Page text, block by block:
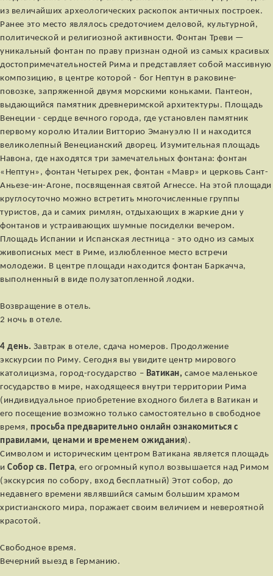
из величайших археологических раскопок античных построек.
Ранее это место являлось средоточием деловой, культурной,
политической и религиозной активности. Фонтан Треви —
уникальный фонтан по праву признан одной из самых красивых
достопримечательностей Рима и представляет собой массивную
композицию, в центре которой - бог Нептун в раковине-
повозке, запряженной двумя морскими коньками. Пантеон,
выдающийся памятник древнеримской архитектуры. Площадь
Венеции - сердце вечного города, где установлен памятник
первому королю Италии Витторио Эмануэлю II и находится
великолепный Венецианский дворец. Изумительная площадь
Навона, где находятся три замечательных фонтана: фонтан
«Нептун», фонтан Четырех рек, фонтан «Мавр» и церковь Сант-
Аньезе-ин-Агоне, посвященная святой Агнессе. На этой площади
круглосуточно можно встретить многочисленные группы
туристов, да и самих римлян, отдыхающих в жаркие дни у
фонтанов и устраивающих шумные посиделки вечером.
Площадь Испании и Испанская лестница - это одно из самых
живописных мест в Риме, излюбленное место встречи
молодежи. В центре площади находится фонтан Баркачча,
выполненный в виде полузатопленной лодки.
Возвращение в отель.
2 ночь в отеле.
4 день. Завтрак в отеле, сдача номеров. Продолжение
экскурсии по Риму. Сегодня вы увидите центр мирового
католицизма, город-государство – Ватикан,самое маленькое
государство в мире, находящееся внутри территории Рима
(индивидуальное приобретение входного билета в Ватикан и
его посещение возможно только самостоятельно в свободное
время, просьба предварительно онлайн ознакомиться с
правилами, ценами и временем ожидания).
Символом и историческим центром Ватикана является площадь
иСобор св. Петра, его огромный купол возвышается над Римом
(экскурсия по собору, вход бесплатный) Этот собор, до
недавнего времени являвшийся самым большим храмом
христианского мира, поражает своим величием и невероятной
красотой.
Свободное время.
Вечерний выезд в Германию.